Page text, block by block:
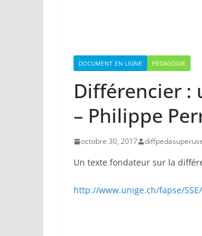
DOCUMENT EN LIGNE PÉDAGOGIE
Différencier :
– Philippe
octobre 30, 2017
Un texte fondateur sur la
http://www.unige.ch/fapse/